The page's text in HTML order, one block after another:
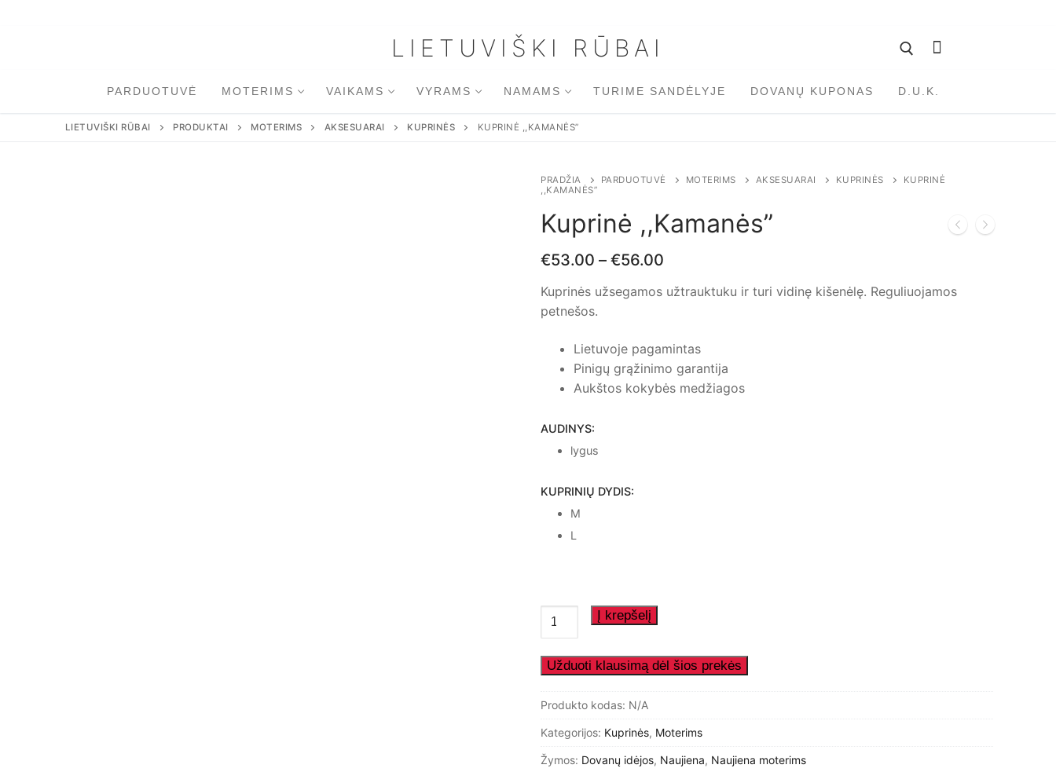
LIETUVIŠKI RŪBAI
PARDUOTUVĖ MOTERIMS VAIKAMS VYRAMS NAMAMS TURIME SANDĖLYJE DOVANŲ KUPONAS D.U.K.
LIETUVIŠKI RŪBAI PRODUKTAI MOTERIMS AKSESUARAI KUPRINĖS KUPRINĖ ,,KAMANĖS”
PRADŽIA PARDUOTUVĖ MOTERIMS AKSESUARAI KUPRINĖS
KUPRINĖ
,,KAMANĖS”
Kuprinė ,,Kamanės”
€53.00 – €56.00
Kuprinės užsegamos užtrauktuku ir turi vidinę kišenėlę. Reguliuojamos
petnešos.
Lietuvoje pagamintas
Pinigų grąžinimo garantija
Aukštos kokybės medžiagos
AUDINYS:
lygus
KUPRINIŲ DYDIS:
M
L
produkto
kiekis:
Kuprinė
,,Kamanės"
Į krepšelį
Produkto kodas: N/A
Kategorijos: Kuprinės, Moterims
Žymos: Dovanų idėjos, Naujiena, Naujiena moterims